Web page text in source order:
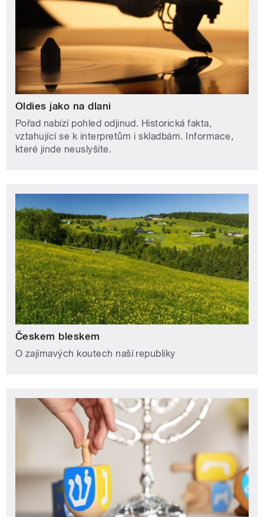
Oldies jako na dlani
Pořad nabízí pohled odjinud. Historická fakta,
vztahující se k interpretům i skladbám. Informace,
které jinde neuslyšíte.
Českem bleskem
O zajímavých koutech naší republiky